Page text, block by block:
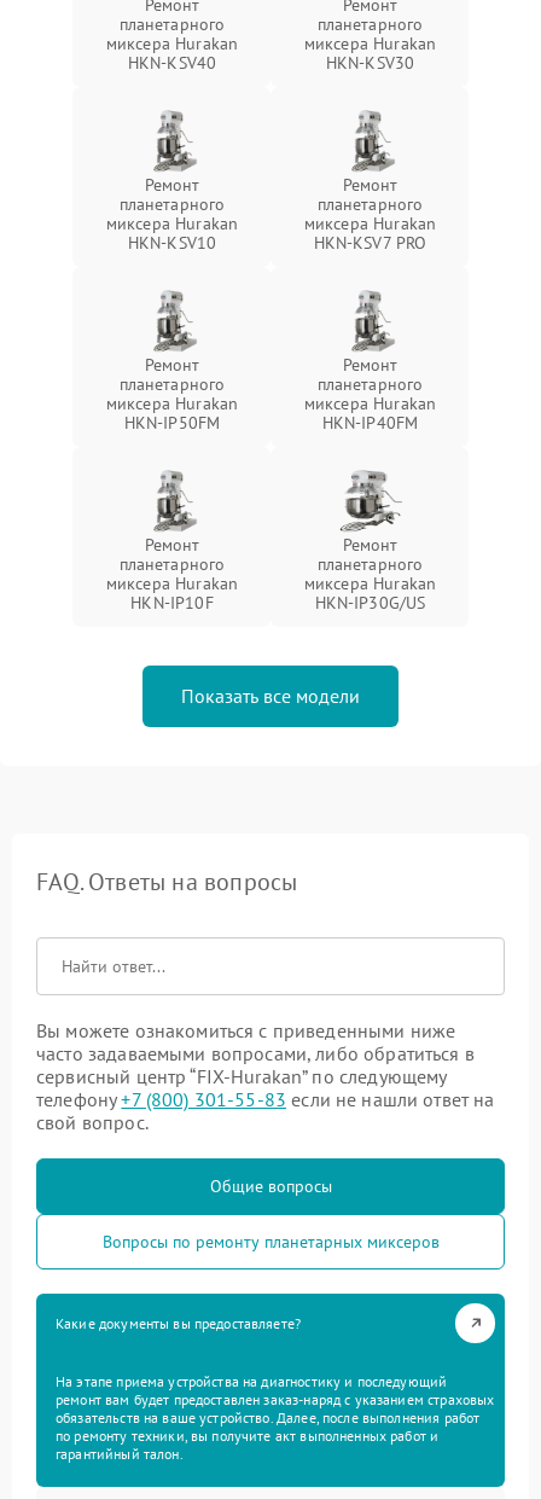
Ремонт
планетарного
миксера Hurakan
HKN-KSV40
Ремонт
планетарного
миксера Hurakan
HKN-KSV30
Ремонт
планетарного
миксера Hurakan
HKN-KSV10
Ремонт
планетарного
миксера Hurakan
HKN-KSV7 PRO
Ремонт
планетарного
миксера Hurakan
HKN-IP50FM
Ремонт
планетарного
миксера Hurakan
HKN-IP40FM
Ремонт
планетарного
миксера Hurakan
HKN-IP10F
Ремонт
планетарного
миксера Hurakan
HKN-IP30G/US
Показать все модели
FAQ. Ответы на вопросы
Вы можете ознакомиться с приведенными ниже
часто задаваемыми вопросами, либо обратиться в
сервисный центр “FIX-Hurakan” по следующему
телефону+7 (800) 301-55-83 если не нашли ответ на
свой вопрос.
Общие вопросы
Вопросы по ремонту планетарных миксеров
Какие документы вы предоставляете?
На этапе приема устройства на диагностику и последующий
ремонт вам будет предоставлен заказ-наряд с указанием страховых
обязательств на ваше устройство. Далее, после выполнения работ
по ремонту техники, вы получите акт выполненных работ и
гарантийный талон.